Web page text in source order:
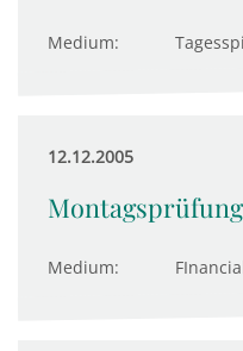
Medium:
12.12.2005
Montagsprüfung
Medium: